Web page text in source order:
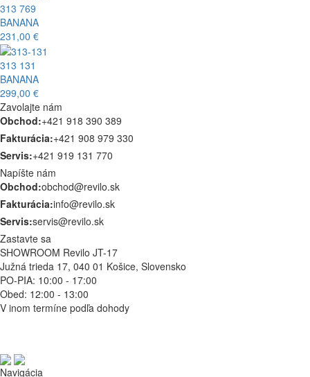
313 769
BANANA
231,00 €
313 131
BANANA
299,00 €
Zavolajte nám
Obchod:+421 918 390 389
Fakturácia:+421 908 979 330
Servis:+421 919 131 770
Napíšte nám
Obchod:obchod@revilo.sk
Fakturácia:info@revilo.sk
Servis:servis@revilo.sk
Zastavte sa
SHOWROOM Revilo JT-17
Južná trieda 17, 040 01 Košice, Slovensko
PO-PIA: 10:00 - 17:00
Obed: 12:00 - 13:00
V inom termíne podľa dohody
Navigácia